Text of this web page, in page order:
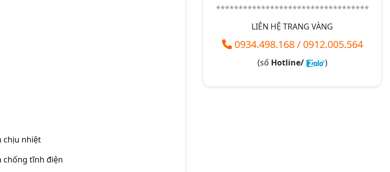
chịu nhiệt
chống tĩnh điện
**********************************
LIÊN HỆ TRANG VÀNG
0934.498.168/ 0912.005.564
(số Hotline/ )